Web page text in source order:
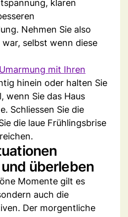
klaren
Nehmen Sie also
selbst wenn diese
Umarmung mit Ihren
hinein oder halten Sie
wenn Sie das Haus
Schliessen Sie die
die laue Frühlingsbrise
überleben
Momente gilt es
auch die
Der morgentliche